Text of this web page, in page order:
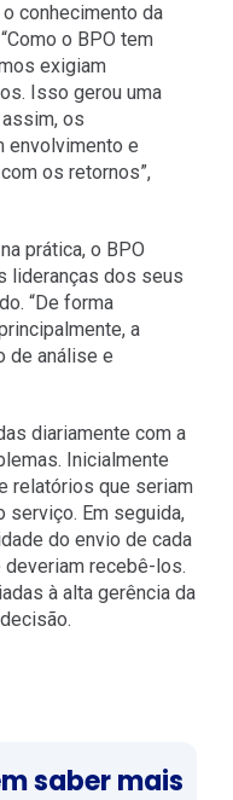
conhecimento da
o BPO tem
exigiam
Isso gerou uma
os
envolvimento e
os retornos”,
prática, o BPO
lideranças dos seus
“De forma
a
de análise e
diariamente com a
Inicialmente
relatórios que seriam
serviço. Em seguida,
do envio de cada
recebê-los.
à alta gerência da
saber mais